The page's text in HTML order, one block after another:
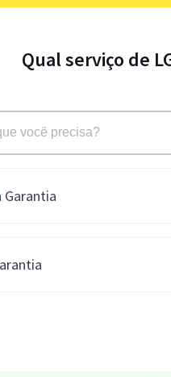
Qual serviço de
Garantia